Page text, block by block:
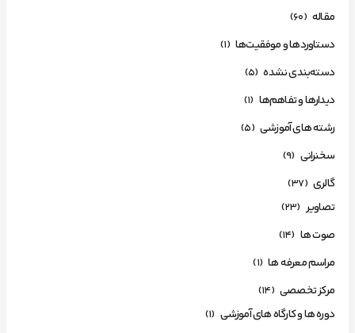
مقاله (60)
دستاوردها و موفقیت‌ها (1)
دسته‌بندی نشده (5)
دیدارها و تفاهم‌ها (1)
رشته های آموزشی (5)
سخنرانی (9)
گالری (37)
تصاویر (23)
صوت ها (14)
مراسم معرفه ها (1)
مرکز تخصصی (14)
دوره ها و کارگاه های آموزشی (1)